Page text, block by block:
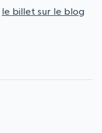
le billet sur le blog